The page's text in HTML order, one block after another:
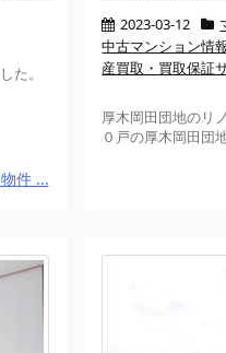
た。
件 ...
2023-03-12
中古マンション情
産買取・買取保証
厚木岡田団地のリ
０戸の厚木岡田団